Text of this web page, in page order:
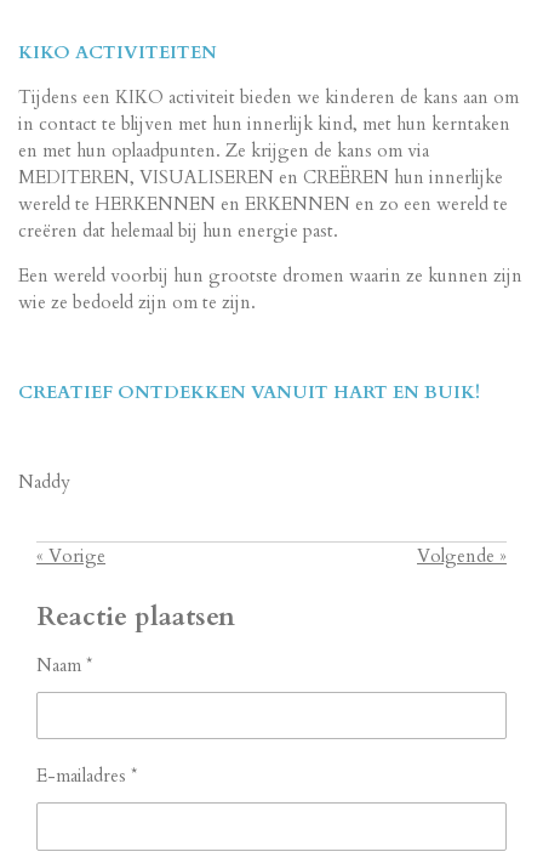
KIKO ACTIVITEITEN
Tijdens een KIKO activiteit bieden we kinderen de kans aan om
in contact te blijven met hun innerlijk kind, met hun kerntaken
en met hun oplaadpunten. Ze krijgen de kans om via
MEDITEREN, VISUALISEREN en CREËREN hun innerlijke
wereld te HERKENNEN en ERKENNEN en zo een wereld te
creëren dat helemaal bij hun energie past.
Een wereld voorbij hun grootste dromen waarin ze kunnen zijn
wie ze bedoeld zijn om te zijn.
CREATIEF ONTDEKKEN VANUIT HART EN BUIK!
Naddy
« Vorige Volgende »
Reactie plaatsen
Naam *
E-mailadres *